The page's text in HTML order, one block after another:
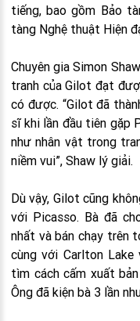
tiếng, bao gồm Bảo
tàng Nghệ thuật Hiện
Chuyên gia Simon
tranh của Gilot đạt
có được. “Gilot đã
sĩ khi lần đầu tiên gặp
như nhân vật trong
niềm vui”, Shaw lý giải.
Dù vậy, Gilot cũng
với Picasso. Bà đã
nhất và bán chạy trên
cùng với Carlton
tìm cách cấm xuất
Ông đã kiện bà 3 lần